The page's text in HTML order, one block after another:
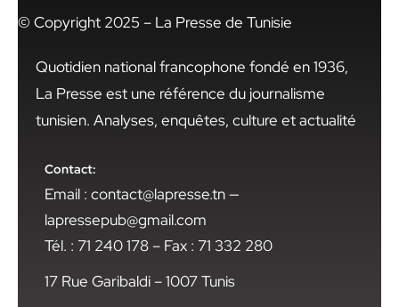
© Copyright 2025 – La Presse de Tunisie
Quotidien national francophone fondé en 1936,
La Presse est une référence du journalisme
tunisien. Analyses, enquêtes, culture et actualité
Contact:
Email : contact@lapresse.tn —
lapressepub@gmail.com
Tél. : 71 240 178 – Fax : 71 332 280
17 Rue Garibaldi – 1007 Tunis